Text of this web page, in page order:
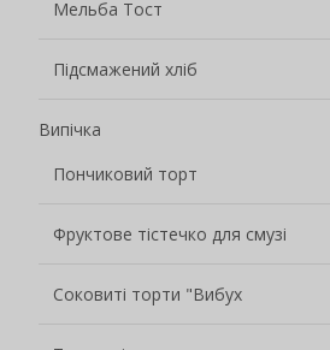
Мельба Тост
Підсмажений хліб
Випічка
Пончиковий торт
Фруктове тістечко для смузі
Соковиті торти "Вибух